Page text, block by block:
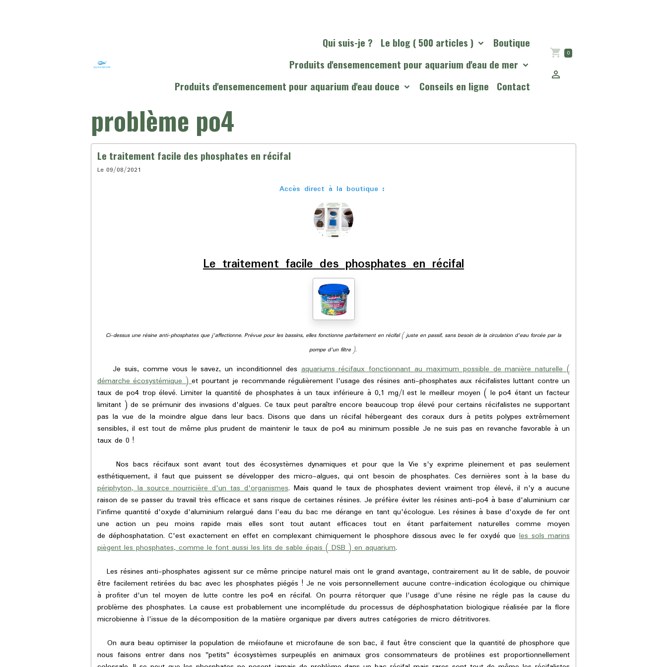
Qui suis-je ? Le blog ( 500 articles )
Boutique
Produits d'ensemencement pour aquarium d'eau de mer
Produits d'ensemencement pour aquarium d'eau douce
Conseils en ligne Contact
0
problème po4
Le traitement facile des phosphates en récifal
Le 09/08/2021
Accès direct à la boutique :
Le traitement facile des phosphates en récifal
Ci-dessus une résine anti-phosphates que j'affectionne. Prévue pour les bassins, elles fonctionne parfaitement en récifal ( juste en passif, sans besoin de la circulation d'eau forcée par la
pompe d'un filtre ).
Je suis, comme vous le savez, un inconditionnel desaquariums récifaux fonctionnant au maximum possible de manière naturelle (
démarche écosystémique )et pourtant je recommande régulièrement l'usage des résines anti-phosphates aux récifalistes luttant contre un
taux de po4 trop élevé. Limiter la quantité de phosphates à un taux inférieure à 0,1 mg/l est le meilleur moyen ( le po4 étant un facteur
limitant ) de se prémunir des invasions d'algues. Ce taux peut paraître encore beaucoup trop élevé pour certains récifalistes ne supportant
pas la vue de la moindre algue dans leur bacs. Disons que dans un récifal hébergeant des coraux durs à petits polypes extrêmement
sensibles, il est tout de même plus prudent de maintenir le taux de po4 au minimum possible Je ne suis pas en revanche favorable à un
taux de 0 !
Nos bacs récifaux sont avant tout des écosystèmes dynamiques et pour que la Vie s'y exprime pleinement et pas seulement
esthétiquement, il faut que puissent se développer des micro-algues, qui ont besoin de phosphates. Ces dernières sont à la base du
périphyton, la source nourricière d'un tas d'organismes. Mais quand le taux de phosphates devient vraiment trop élevé, il n'y a aucune
raison de se passer du travail très efficace et sans risque de certaines résines. Je préfère éviter les résines anti-po4 à base d'aluminium car
l'infime quantité d'oxyde d'aluminium relargué dans l'eau du bac me dérange en tant qu'écologue. Les résines à base d'oxyde de fer ont
une action un peu moins rapide mais elles sont tout autant efficaces tout en étant parfaitement naturelles comme moyen
de déphosphatation. C'est exactement en effet en complexant chimiquement le phosphore dissous avec le fer oxydé que les sols marins
piègent les phosphates, comme le font aussi les lits de sable épais ( DSB ) en aquarium.
Les résines anti-phosphates agissent sur ce même principe naturel mais ont le grand avantage, contrairement au lit de sable, de pouvoir
être facilement retirées du bac avec les phosphates piégés ! Je ne vois personnellement aucune contre-indication écologique ou chimique
à profiter d'un tel moyen de lutte contre les po4 en récifal. On pourra rétorquer que l'usage d'une résine ne régle pas la cause du
problème des phosphates. La cause est probablement une incomplétude du processus de déphosphatation biologique réalisée par la flore
microbienne à l'issue de la décomposition de la matière organique par divers autres catégories de micro détritivores.
On aura beau optimiser la population de méiofaune et microfaune de son bac, il faut être conscient que la quantité de phosphore que
nous faisons entrer dans nos "petits" écosystèmes surpeuplés en animaux gros consommateurs de protéines est proportionnellement